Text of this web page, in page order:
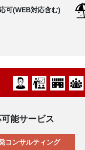
可(WEB対応含む)
能サービス
コンサルティング